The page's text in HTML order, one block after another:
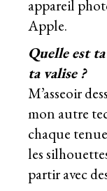
appareil
Apple.
Quelle est
ta valise ?
M’asseoir
mon autre
chaque
les
partir avec